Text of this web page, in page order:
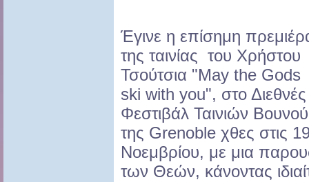
Έγινε η επίσημη
της ταινίας του Χρήστου
Τσούτσια "May the Gods
ski with you", στο Διεθνές
Φεστιβάλ Ταινιών Βουνού
της Grenoble χθες στις
Νοεμβρίου, με μια
των Θεών, κάνοντας